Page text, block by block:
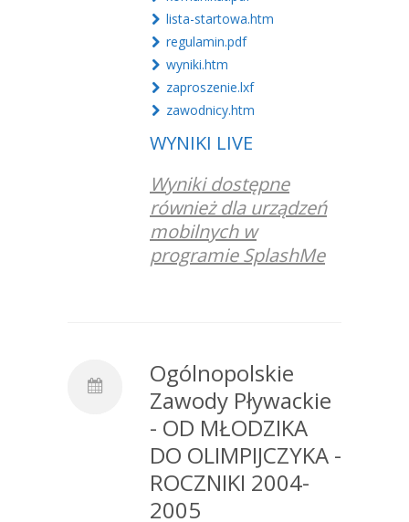
lista-startowa.htm
regulamin.pdf
wyniki.htm
zaproszenie.lxf
zawodnicy.htm
WYNIKI LIVE
Wyniki dostępne
również dla urządzeń
mobilnych w
programie SplashMe
Ogólnopolskie
Zawody Pływackie
- OD MŁODZIKA
DO OLIMPIJCZYKA -
ROCZNIKI 2004-
2005